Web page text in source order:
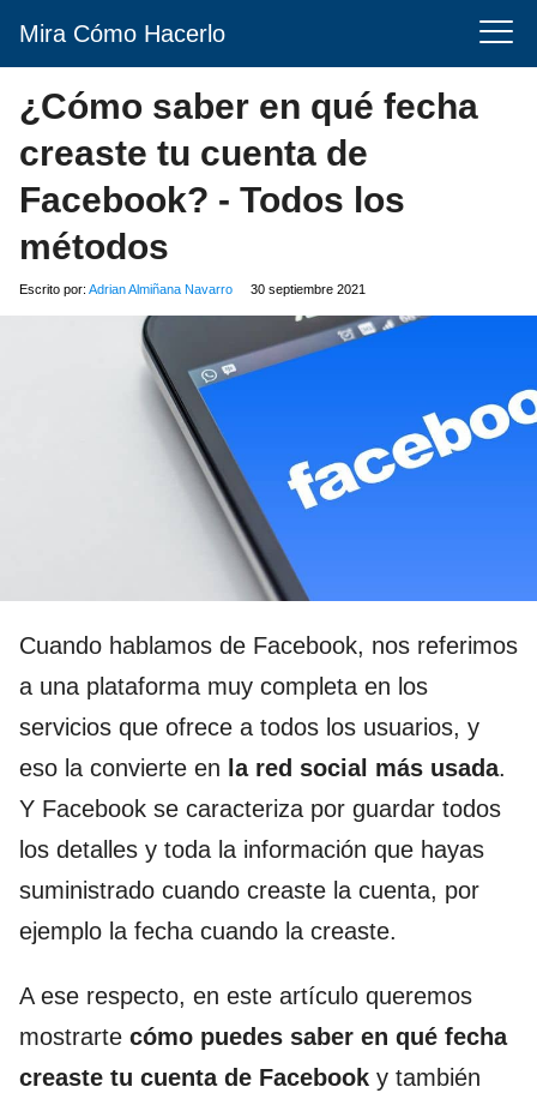
Mira Cómo Hacerlo
¿Cómo saber en qué fecha
creaste tu cuenta de
Facebook? - Todos los
métodos
Escrito por: Adrian Almiñana Navarro 30 septiembre 2021
Cuando hablamos de Facebook, nos referimos
a una plataforma muy completa en los
servicios que ofrece a todos los usuarios, y
eso la convierte en la red social más usada.
Y Facebook se caracteriza por guardar todos
los detalles y toda la información que hayas
suministrado cuando creaste la cuenta, por
ejemplo la fecha cuando la creaste.
A ese respecto, en este artículo queremos
mostrarte cómo puedes saber en qué fecha
creaste tu cuenta de Facebook y también